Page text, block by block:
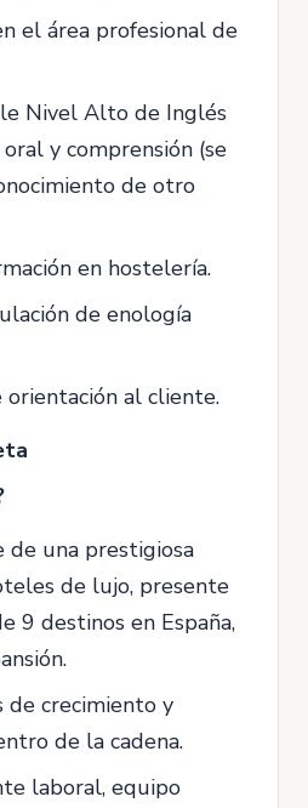
el área profesional de
Nivel Alto de Inglés
y comprensión (se
de otro
en hostelería.
de enología
al cliente.
de una prestigiosa
de lujo, presente
9 destinos en España,
de crecimiento y
de la cadena.
laboral, equipo